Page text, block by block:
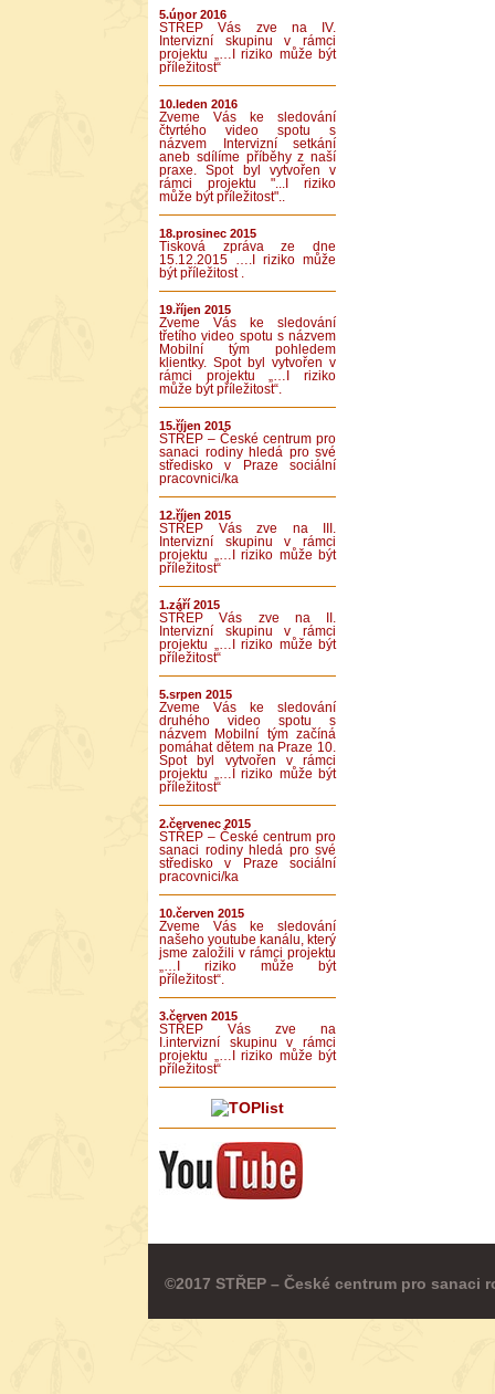
5.únor 2016
STŘEP Vás zve na IV.
Intervizní skupinu v rámci
projektu „…I riziko může být
příležitost“
10.leden 2016
Zveme Vás ke sledování
čtvrtého video spotu s
názvem Intervizní setkání
aneb sdílíme příběhy z naší
praxe. Spot byl vytvořen v
rámci projektu "...I riziko
může být příležitost"..
18.prosinec 2015
Tisková zpráva ze dne
15.12.2015 ….I riziko může
být příležitost .
19.říjen 2015
Zveme Vás ke sledování
třetího video spotu s názvem
Mobilní tým pohledem
klientky. Spot byl vytvořen v
rámci projektu „…I riziko
může být příležitost“.
15.říjen 2015
STŘEP – České centrum pro
sanaci rodiny hledá pro své
středisko v Praze sociální
pracovnici/ka
12.říjen 2015
STŘEP Vás zve na III.
Intervizní skupinu v rámci
projektu „…I riziko může být
příležitost“
1.září 2015
STŘEP Vás zve na II.
Intervizní skupinu v rámci
projektu „…I riziko může být
příležitost“
5.srpen 2015
Zveme Vás ke sledování
druhého video spotu s
názvem Mobilní tým začíná
pomáhat dětem na Praze 10.
Spot byl vytvořen v rámci
projektu „…I riziko může být
příležitost“
2.červenec 2015
STŘEP – České centrum pro
sanaci rodiny hledá pro své
středisko v Praze sociální
pracovnici/ka
10.červen 2015
Zveme Vás ke sledování
našeho youtube kanálu, který
jsme založili v rámci projektu
„…I riziko může být
příležitost“.
3.červen 2015
STŘEP Vás zve na
I.intervizní skupinu v rámci
projektu „…I riziko může být
příležitost“
©2017 STŘEP – České centrum pro sanaci